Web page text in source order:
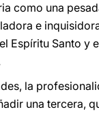
como una
e
Espíritu Santo y
la
una tercera,